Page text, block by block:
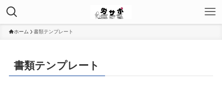
ホーム 書類テンプレート
書類テンプレート